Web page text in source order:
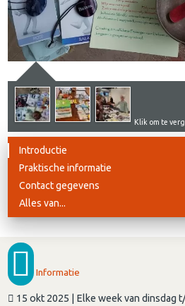
Klik om te
Introductie
Praktische informatie
Contact gegevens
Alles van...
Informatie
15 okt 2025 | Elke week van dinsdag